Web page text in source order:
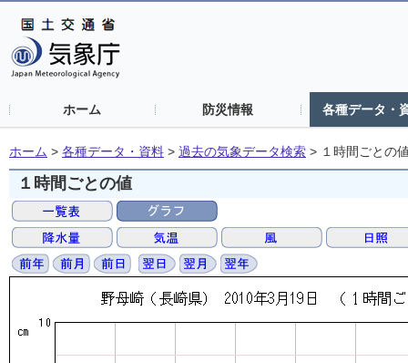
ホーム 防災情報 各種データ・
ホーム > 各種データ・資料 > 過去の気象データ検索 > １時間ごとの
１時間ごとの値